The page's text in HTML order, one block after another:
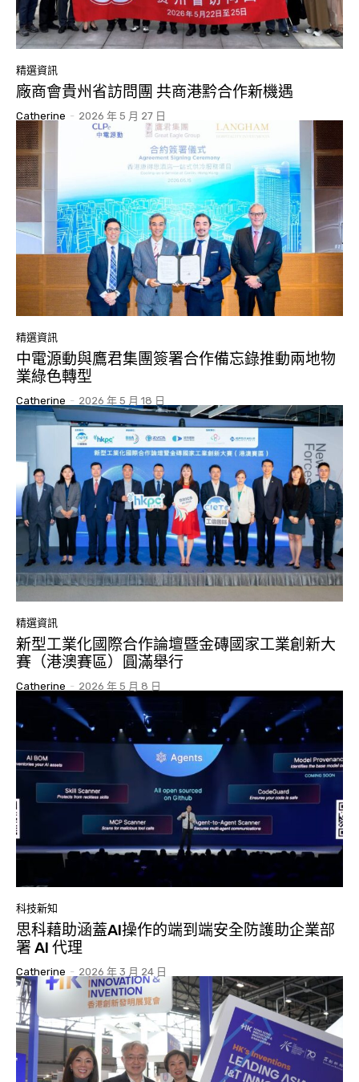
精選資訊
廠商會貴州省訪問團 共商港黔合作新機遇
Catherine - 2026 年 5 月 27 日
精選資訊
中電源動與鷹君集團簽署合作備忘錄推動兩地物
業綠色轉型
Catherine - 2026 年 5 月 18 日
精選資訊
新型工業化國際合作論壇暨金磚國家工業創新大
賽（港澳賽區）圓滿舉行
Catherine - 2026 年 5 月 8 日
科技新知
思科藉助涵蓋AI操作的端到端安全防護助企業部
署 AI 代理
Catherine - 2026 年 3 月 24 日